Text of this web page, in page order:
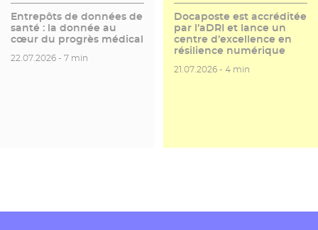
Entrepôts de données de
santé : la donnée au
cœur du progrès médical
Date de publication
22.07.2026 - Temps de lecture
7 min
Docaposte est accréditée
par l’aDRI et lance un
centre d’excellence en
résilience numérique
Date de publication
21.07.2026 - Temps de lecture
4 min